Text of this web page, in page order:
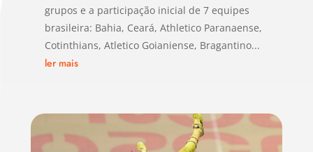
grupos e a participação inicial de 7 equipes
brasileira: Bahia, Ceará, Athletico Paranaense,
Cotinthians, Atletico Goianiense, Bragantino...
ler mais